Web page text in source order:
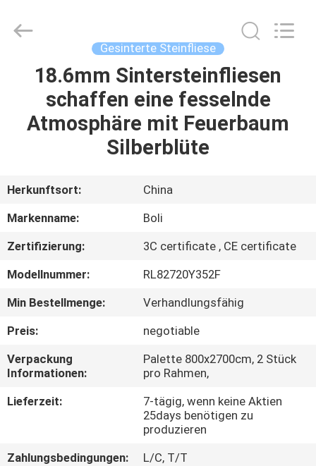
HAUSE
VIDEOS
UNS
WERKSBESICHTIGUNG
QUALITÄTSKONTROLLE
KONTAKT
CERAMICS
CO.,LTD..
Gesinterte Steinfliese
18.6mm Sintersteinfliesen
schaffen eine fesselnde
Atmosphäre mit Feuerbaum
Silberblüte
Herkunftsort:
China
Markenname:
Boli
Zertifizierung:
3C certificate , CE certificate
Modellnummer:
RL82720Y352F
Min Bestellmenge:
Verhandlungsfähig
Preis:
negotiable
Verpackung
Informationen:
Palette 800x2700cm, 2 Stück
pro Rahmen,
Lieferzeit:
7-tägig, wenn keine Aktien
25days benötigen zu
produzieren
Zahlungsbedingungen:
L/C, T/T